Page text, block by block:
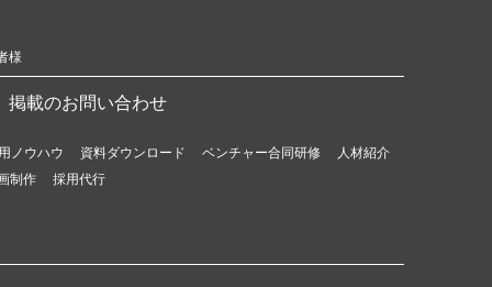
様
掲載のお問い合わせ
ノウハウ 資料ダウンロード ベンチャー合同研修
人材紹介
制作
採用代行